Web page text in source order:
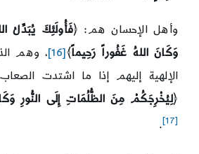
وأهل الإحسان هم: ﴿فَأُولَئِكَ يُبَدِّلُ
وَكَانَ اللهُ غَفُوراً رَحِيماً﴾[16]
، وهم
الإلهية إليهم إذا ما اشتدت
﴿لِيُخْرِجَكُمْ مِنَ الظُّلُمَاتِ إِلَى النُّورِ
[17]
.